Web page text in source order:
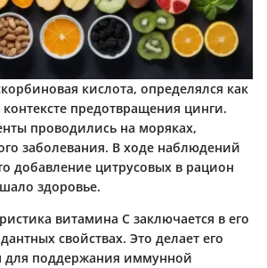
кислота, определялся как
предотвращения цинги.
проводились на моряках,
заболевания. В ходе наблюдений
добавление цитрусовых в рацион
здоровье.
витамина С заключается в его
свойствах. Это делает его
поддержания иммунной